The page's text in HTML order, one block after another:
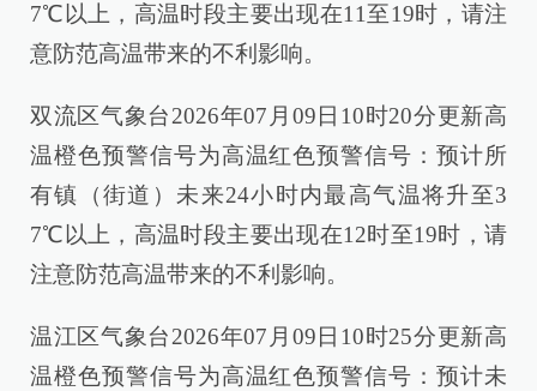
7℃以上，高温时段主要出现在11至19时，请注
意防范高温带来的不利影响。
双流区气象台2026年07月09日10时20分更新高
温橙色预警信号为高温红色预警信号：预计所
有镇（街道）未来24小时内最高气温将升至3
7℃以上，高温时段主要出现在12时至19时，请
注意防范高温带来的不利影响。
温江区气象台2026年07月09日10时25分更新高
温橙色预警信号为高温红色预警信号：预计未